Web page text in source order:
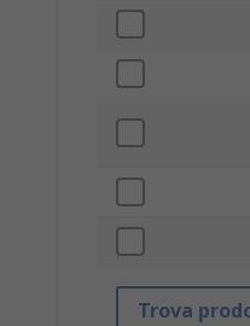
Trova